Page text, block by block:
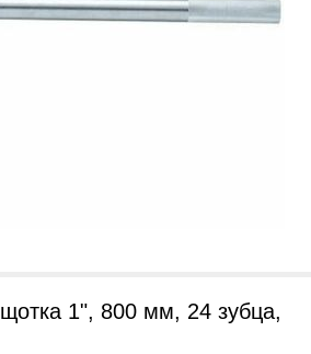
1", 800 мм, 24 зубца,